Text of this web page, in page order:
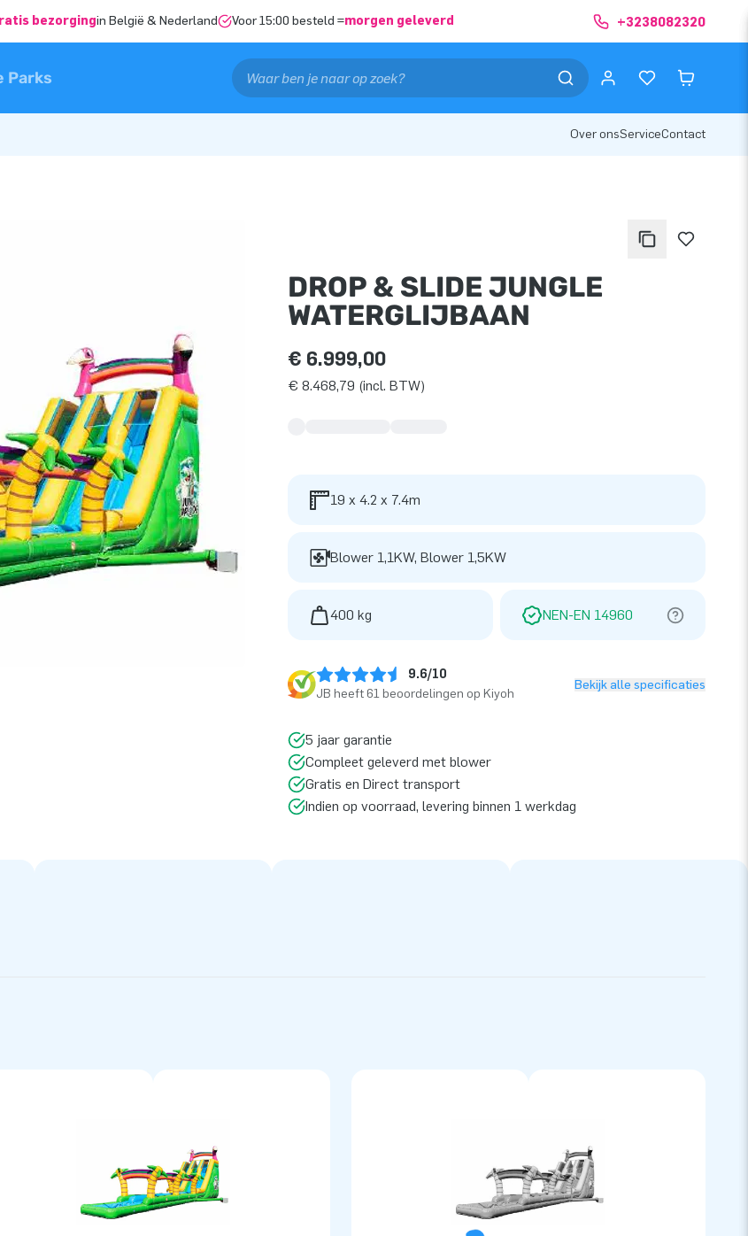
bezorgingin België & Nederland Voor 15:00 besteld =morgen geleverd +3238082320
Parks
Over onsServiceContact
DROP & SLIDE JUNGLE
WATERGLIJBAAN
€ 6.999,00
€ 8.468,79 (incl. BTW)
19 x 4.2 x 7.4m
Blower 1,1KW, Blower 1,5KW
400 kg NEN-EN 14960
9.6/10
JB heeft 61 beoordelingen op Kiyoh
Bekijk alle specificaties
5 jaar garantie
Compleet geleverd met blower
Gratis en Direct transport
Indien op voorraad, levering binnen 1 werkdag